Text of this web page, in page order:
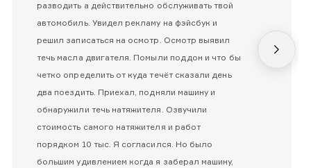
разводить а действительно обслуживать твой
автомобиль. Увидел рекламу на фэйсбук и
решил записаться на осмотр. Осмотр выявил
течь масла двигателя. Помыли поддон и что бы
четко определить от куда течёт сказали день
два поездить. Приехал, подняли машину и
обнаружили течь натяжителя. Озвучили
стоимость самого натяжителя и работ
порядком 10 тыс. Я согласился. Но было
большим удивлением когда я заберал машину,